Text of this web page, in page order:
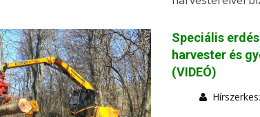
Speciális
harvester és
(VIDEÓ)